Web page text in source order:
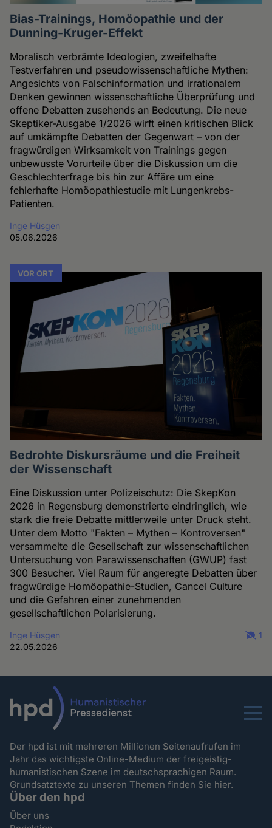
Bias-Trainings, Homöopathie und der
Dunning-Kruger-Effekt
Moralisch verbrämte Ideologien, zweifelhafte
Testverfahren und pseudowissenschaftliche Mythen:
Angesichts von Falschinformation und irrationalem
Denken gewinnen wissenschaftliche Überprüfung und
offene Debatten zusehends an Bedeutung. Die neue
Skeptiker-Ausgabe 1/2026 wirft einen kritischen Blick
auf umkämpfte Debatten der Gegenwart – von der
fragwürdigen Wirksamkeit von Trainings gegen
unbewusste Vorurteile über die Diskussion um die
Geschlechterfrage bis hin zur Affäre um eine
fehlerhafte Homöopathiestudie mit Lungenkrebs-
Patienten.
Inge Hüsgen
05.06.2026
VOR ORT
Bedrohte Diskursräume und die Freiheit
der Wissenschaft
Eine Diskussion unter Polizeischutz: Die SkepKon
2026 in Regensburg demonstrierte eindringlich, wie
stark die freie Debatte mittlerweile unter Druck steht.
Unter dem Motto "Fakten – Mythen – Kontroversen"
versammelte die Gesellschaft zur wissenschaftlichen
Untersuchung von Parawissenschaften (GWUP) fast
300 Besucher. Viel Raum für angeregte Debatten über
fragwürdige Homöopathie-Studien, Cancel Culture
und die Gefahren einer zunehmenden
gesellschaftlichen Polarisierung.
Inge Hüsgen
22.05.2026
1
Menu
Der hpd ist mit mehreren Millionen Seitenaufrufen im
Jahr das wichtigste Online-Medium der freigeistig-
humanistischen Szene im deutschsprachigen Raum.
Grundsatztexte zu unseren Themenfinden Sie hier.
Über den hpd
Über uns